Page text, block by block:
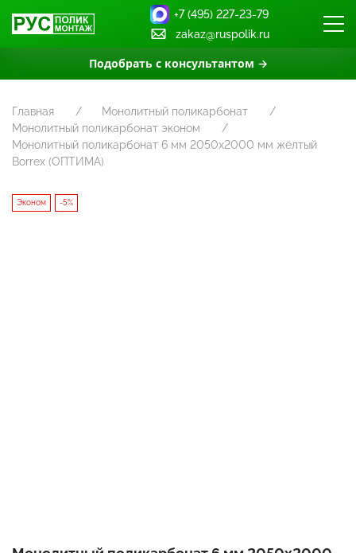
Подобрать с консультантом →
+7 (495) 227-23-79
zakaz@ruspolik.ru
Главная
Монолитный поликарбонат
Монолитный поликарбонат эконом
Монолитный поликарбонат 6 мм 2050х2000 мм жёлтый
Borrex (ОПТИМА)
Эконом -5%